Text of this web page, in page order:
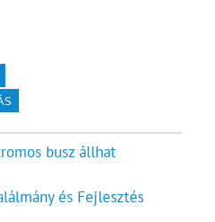
busz állhat
és Fejlesztés